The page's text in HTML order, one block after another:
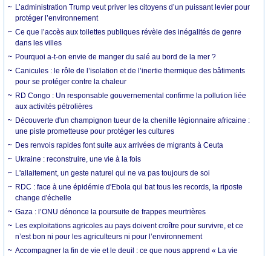
L’administration Trump veut priver les citoyens d’un puissant levier pour
protéger l’environnement
Ce que l’accès aux toilettes publiques révèle des inégalités de genre
dans les villes
Pourquoi a-t-on envie de manger du salé au bord de la mer ?
Canicules : le rôle de l’isolation et de l’inertie thermique des bâtiments
pour se protéger contre la chaleur
RD Congo : Un responsable gouvernemental confirme la pollution liée
aux activités pétrolières
Découverte d'un champignon tueur de la chenille légionnaire africaine :
une piste prometteuse pour protéger les cultures
Des renvois rapides font suite aux arrivées de migrants à Ceuta
Ukraine : reconstruire, une vie à la fois
L'allaitement, un geste naturel qui ne va pas toujours de soi
RDC : face à une épidémie d'Ebola qui bat tous les records, la riposte
change d'échelle
Gaza : l’ONU dénonce la poursuite de frappes meurtrières
Les exploitations agricoles au pays doivent croître pour survivre, et ce
n’est bon ni pour les agriculteurs ni pour l’environnement
Accompagner la fin de vie et le deuil : ce que nous apprend « La vie